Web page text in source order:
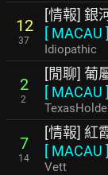
12
37
[情報] 銀
[ MACAU ]
Idiopathic
2
2
[閒聊] 葡
[ MACAU ]
7
14
[情報] 紅
[ MACAU ]
Vett